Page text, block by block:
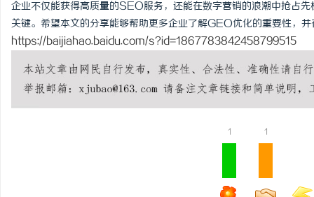
企业不仅能获得高质量的SEO服务，还能在数字营销的浪潮中抢占
关键。希望本文的分享能够帮助更多企业了解GEO优化的重要性，
https://baijiahao.baidu.com/s?id=1867783842458799515
1 1